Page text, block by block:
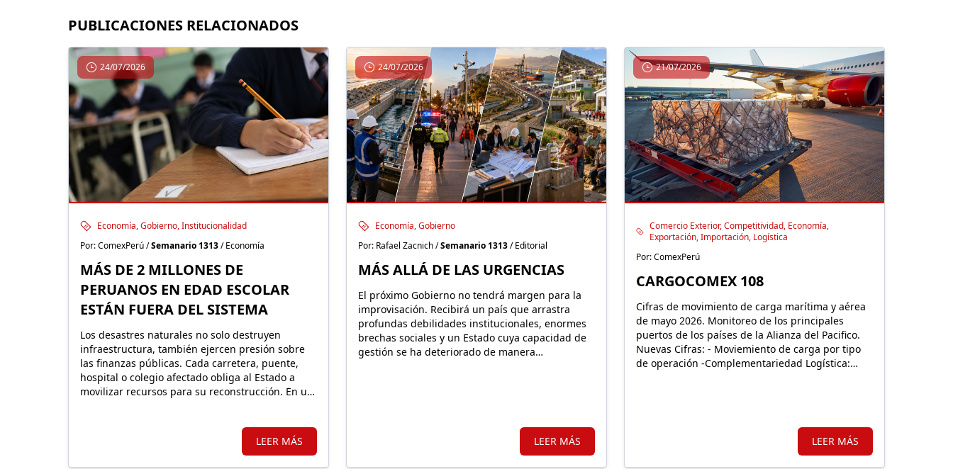
PUBLICACIONES RELACIONADOS
24/07/2026
Economía, Gobierno, Institucionalidad
Por: ComexPerú /Semanario 1313/ Economía
MÁS DE 2 MILLONES DE
PERUANOS EN EDAD ESCOLAR
ESTÁN FUERA DEL SISTEMA
Los desastres naturales no solo destruyen
infraestructura, también ejercen presión sobre
las finanzas públicas. Cada carretera, puente,
hospital o colegio afectado obliga al Estado a
movilizar recursos para su reconstrucción. En un
LEER MÁS
24/07/2026
Economía, Gobierno
Por: Rafael Zacnich /Semanario 1313/ Editorial
MÁS ALLÁ DE LAS URGENCIAS
El próximo Gobierno no tendrá margen para la
improvisación. Recibirá un país que arrastra
profundas debilidades institucionales, enormes
brechas sociales y un Estado cuya capacidad de
gestión se ha deteriorado de manera
LEER MÁS
21/07/2026
Comercio Exterior, Competitividad, Economía,
Exportación, Importación, Logística
Por: ComexPerú
CARGOCOMEX 108
Cifras de movimiento de carga marítima y aérea
de mayo 2026. Monitoreo de los principales
puertos de los países de la Alianza del Pacifico.
Nuevas Cifras: - Moviemiento de carga por tipo
de operación -Complementariedad Logística:
LEER MÁS